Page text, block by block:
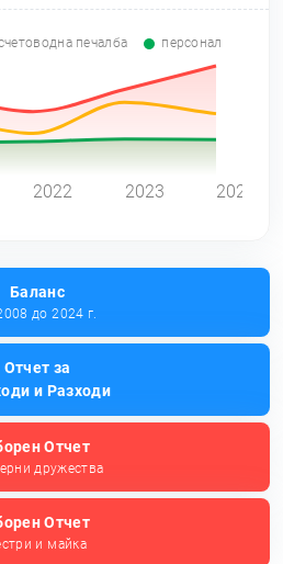
печалба персонал
2022 2023 2024
Баланс
до 2024 г.
Отчет за
и Разходи
Отчет
дружества
Отчет
и майка